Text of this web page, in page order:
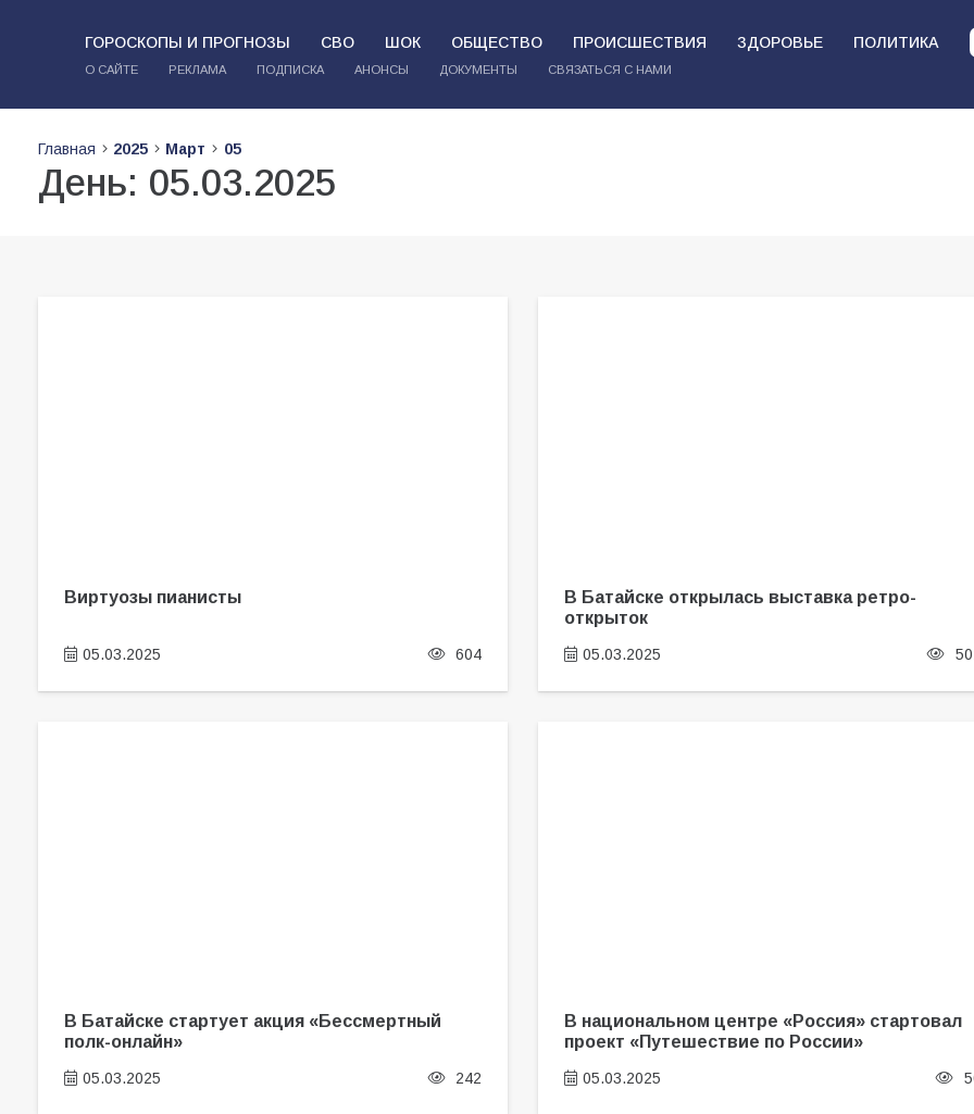
ГОРОСКОПЫ И ПРОГНОЗЫ СВО ШОК ОБЩЕСТВО ПРОИСШЕСТВИЯ ЗДОРОВЬЕ ПОЛИТИКА
О САЙТЕ РЕКЛАМА ПОДПИСКА АНОНСЫ ДОКУМЕНТЫ СВЯЗАТЬСЯ С НАМИ
Главная 2025 Март 05
День: 05.03.2025
Виртуозы пианисты
05.03.2025 604
В Батайске открылась выставка ретро-
открыток
05.03.2025
В Батайске стартует акция «Бессмертный
полк-онлайн»
05.03.2025 242
В национальном центре «Россия» стартовал
проект «Путешествие по России»
05.03.2025